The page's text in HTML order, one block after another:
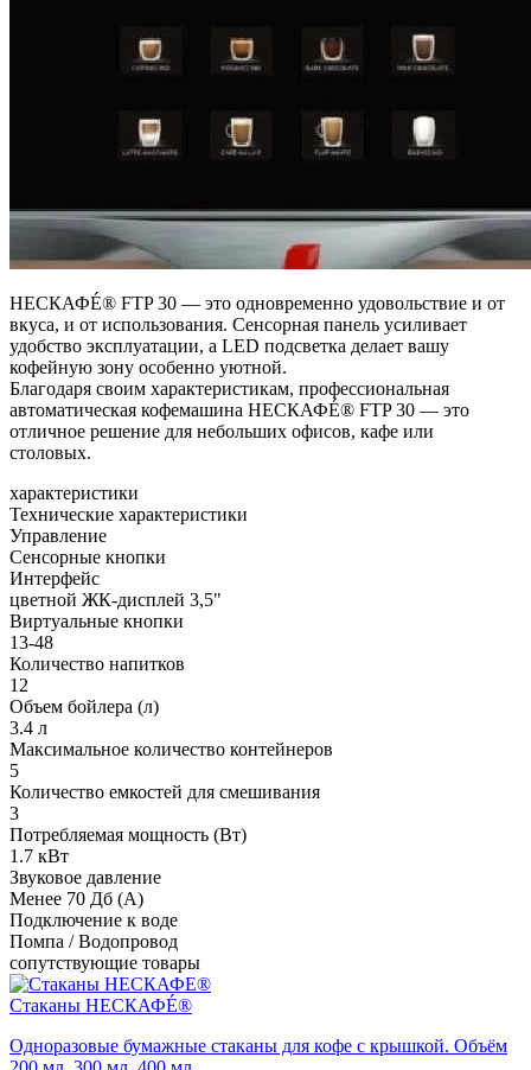
НЕСКАФÉ® FTP 30 — это одновременно удовольствие и от
вкуса, и от использования. Сенсорная панель усиливает
удобство эксплуатации, а LED подсветка делает вашу
кофейную зону особенно уютной.
Благодаря своим характеристикам, профессиональная
автоматическая кофемашина НЕСКАФÉ® FTP 30 — это
отличное решение для небольших офисов, кафе или
столовых.
характеристики
Технические характеристики
Управление
Cенсорные кнопки
Интерфейс
цветной ЖК-дисплей 3,5"
Виртуальные кнопки
13-48
Количество напитков
12
Объем бойлера (л)
3.4 л
Максимальное количество контейнеров
5
Количество емкостей для смешивания
3
Потребляемая мощность (Вт)
1.7 кВт
Звуковое давление
Менее 70 Дб (А)
Подключение к воде
Помпа / Водопровод
сопутствующие товары
Стаканы НЕСКАФÉ®
Одноразовые бумажные стаканы для кофе с крышкой. Объём